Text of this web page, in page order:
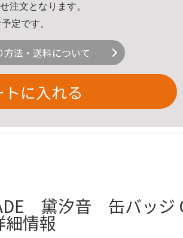
注文となります。
定です。
方法・送料について
トに入れる
黛汐音 缶バッジ
細情報